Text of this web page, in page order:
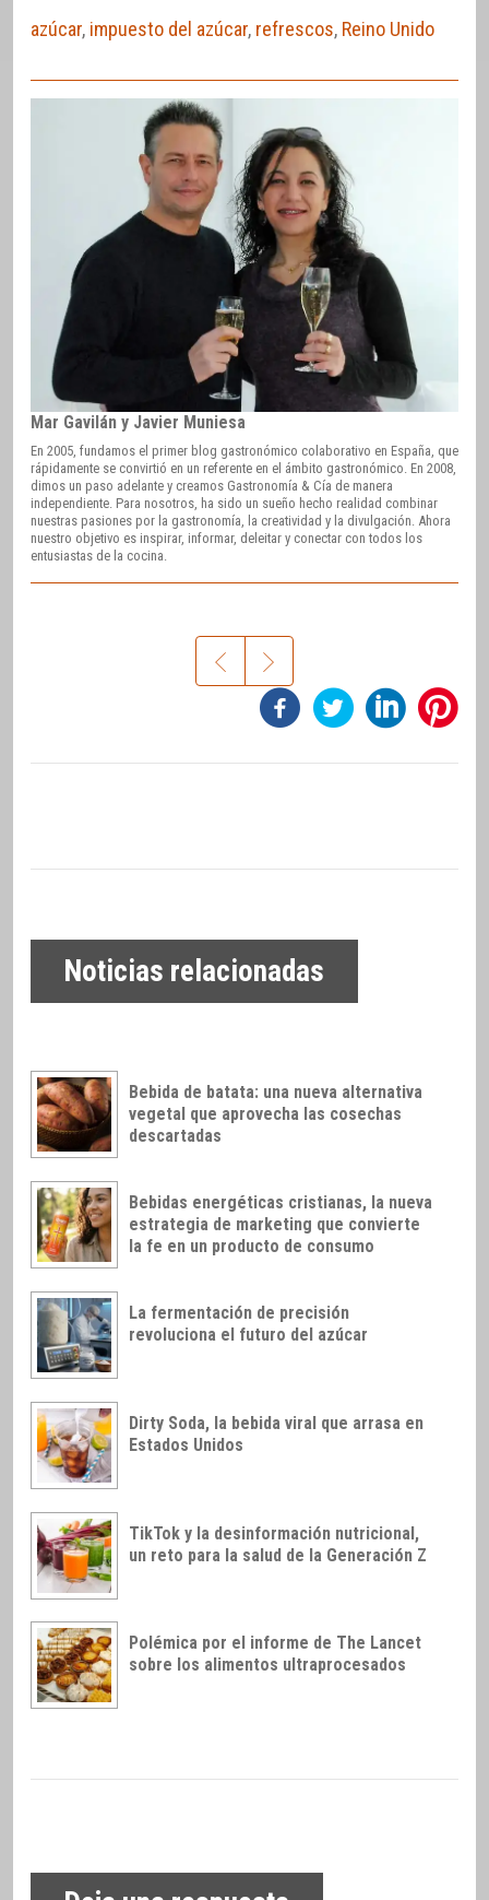
azúcar, impuesto del azúcar, refrescos, Reino Unido
Mar Gavilán y Javier Muniesa
En 2005, fundamos el primer blog gastronómico colaborativo en España, que
rápidamente se convirtió en un referente en el ámbito gastronómico. En 2008,
dimos un paso adelante y creamos Gastronomía & Cía de manera
independiente. Para nosotros, ha sido un sueño hecho realidad combinar
nuestras pasiones por la gastronomía, la creatividad y la divulgación. Ahora
nuestro objetivo es inspirar, informar, deleitar y conectar con todos los
entusiastas de la cocina.
Noticias relacionadas
Bebida de batata: una nueva alternativa
vegetal que aprovecha las cosechas
descartadas
Bebidas energéticas cristianas, la nueva
estrategia de marketing que convierte
la fe en un producto de consumo
La fermentación de precisión
revoluciona el futuro del azúcar
Dirty Soda, la bebida viral que arrasa en
Estados Unidos
TikTok y la desinformación nutricional,
un reto para la salud de la Generación Z
Polémica por el informe de The Lancet
sobre los alimentos ultraprocesados